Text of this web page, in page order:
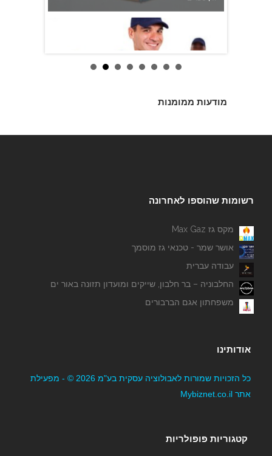
שיש השלום מצבות לגזיאל
B Fit By Sasya- מאמנת לאורח חיים בריא
מודעות ממומנות
רשומות שהוספו לאחרונה
מקס גז Max Gaz
אושר שמר - טכנאי גז מוסמך
עבודה עברית
החלבוניה – בר חלבון, שייקים ומועדון תזונה באור ים
משפחתון אגם הברבורים
אודותינו
כל הזכויות שמורות לאבולוציה עסקית בע"מ 2026 © - מפעילת
אתר Mybiznet.co.il
קטגוריות פופולריות